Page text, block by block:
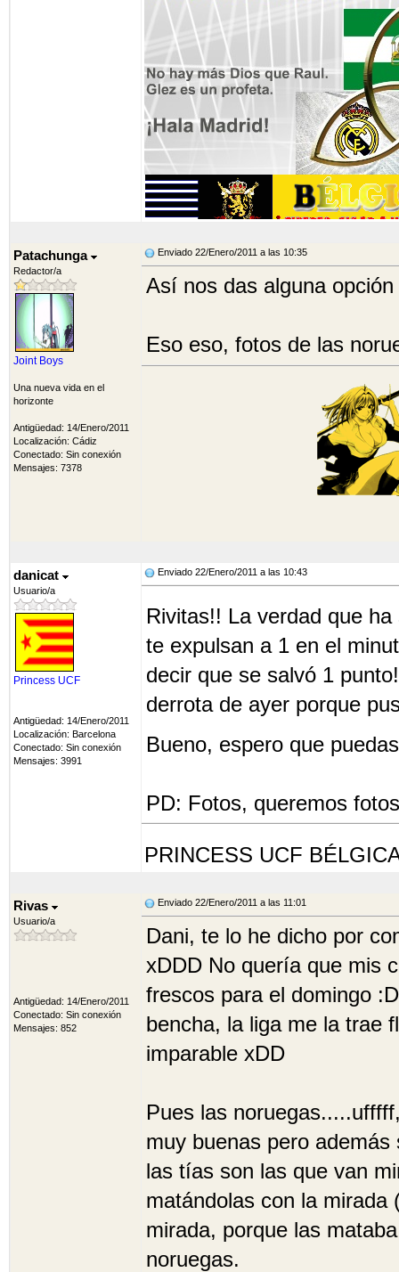
Patachunga
Redactor/a
Joint Boys
Una nueva vida en el
horizonte
Antigüedad: 14/Enero/2011
Localización: Cádiz
Conectado: Sin conexión
Mensajes: 7378
Enviado 22/Enero/2011 a las 10:35
Así nos das alguna
Eso eso, fotos de las
danicat
Usuario/a
Princess UCF
Antigüedad: 14/Enero/2011
Localización: Barcelona
Conectado: Sin conexión
Mensajes: 3991
Enviado 22/Enero/2011 a las 10:43
Rivitas!! La verdad que
te expulsan a 1 en el
decir que se salvó 1
derrota de ayer porque
Bueno, espero que
PD: Fotos, queremos
PRINCESS UCF
Rivas
Usuario/a
Antigüedad: 14/Enero/2011
Conectado: Sin conexión
Mensajes: 852
Enviado 22/Enero/2011 a las 11:01
Dani, te lo he dicho por
xDDD No quería que mis
frescos para el domingo
bencha, la liga me la trae
imparable xDD
Pues las
muy buenas pero
las tías son las que van
matándolas con la mirada
mirada, porque las
noruegas.